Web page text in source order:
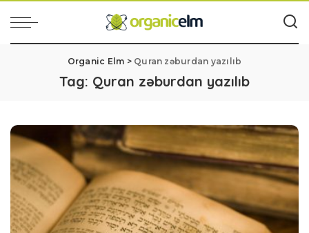
Organic Elm > Quran zəburdan yazılıb
Tag: Quran zəburdan yazılıb